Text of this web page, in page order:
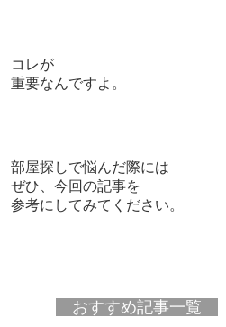
コレが
重要なんですよ。
部屋探しで悩んだ際には
ぜひ、今回の記事を
参考にしてみてください。
おすすめ記事一覧